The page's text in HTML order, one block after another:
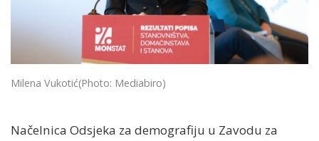
Milena Vukotić(Photo: Mediabiro)
Načelnica Odsjeka za demografiju u Zavodu za